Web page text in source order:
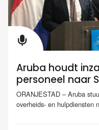
Aruba houdt
personeel naar
ORANJESTAD – Aruba
overheids- en hulpdiensten